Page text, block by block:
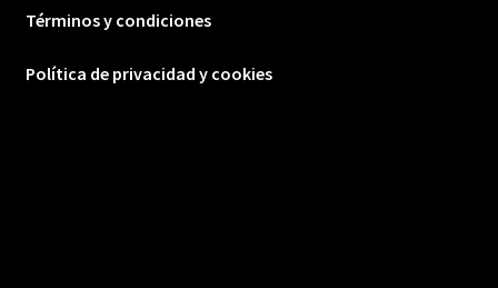
Términos y condiciones
Política de privacidad y cookies